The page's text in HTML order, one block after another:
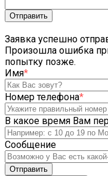
Отправить
Заявка успешно
Произошла ошибка
попытку позже.
Имя*
Номер телефона*
В какое время Вам
Сообщение
Отправить